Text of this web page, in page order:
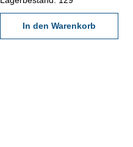
In den Warenkorb